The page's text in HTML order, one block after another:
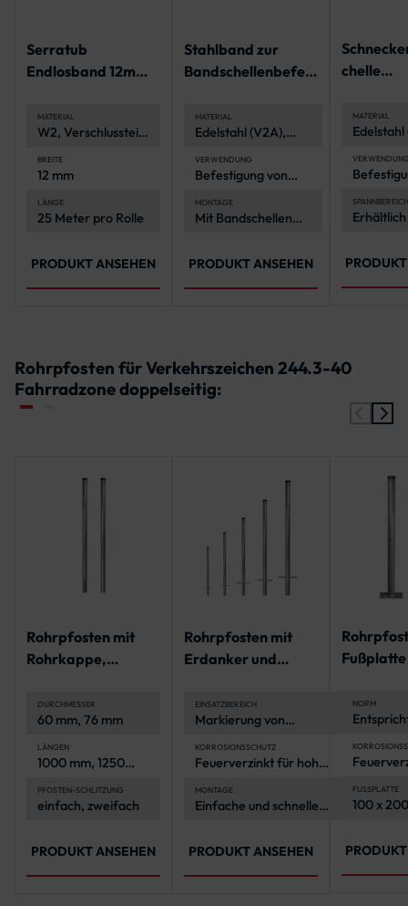
Serratub
Endlosband 12mm,
Rolle
MATERIAL
W2, Verschlussteile
BREITE
12 mm
LÄNGE
25 Meter pro Rolle
PRODUKT ANSEHEN
Stahlband zur
Bandschellenbefest
MATERIAL
Edelstahl (V2A),
und langlebig
VERWENDUNG
Befestigung von
Rohrpfosten
MONTAGE
Mit Bandschellen
PRODUKT ANSEHEN
chelle
160 mm
MATERIAL
Edelstahl
anderen
an
Erhältlich
von 40-
Rohrpfosten für Verkehrszeichen 244.3-40
Fahrradzone doppelseitig:
Rohrpfosten mit
Rohrkappe,
Bodenhülse
DURCHMESSER
60 mm, 76 mm
LÄNGEN
1000 mm, 1250
1750 mm, 2000
mm, 2250 mm,
3250 mm, 3500
4000 mm, 4250
PFOSTEN-SCHLITZUNG
einfach, zweifach
PRODUKT ANSEHEN
Rohrpfosten mit
Erdanker und
Norm
EINSATZBEREICH
Markierung von
Parkplätzen, Sicherung
von Baustellen und
Organisation bei
Veranstaltungen
KORROSIONSSCHUTZ
Feuerverzinkt für hohe
(Stahl-Rohrpfosten)
MONTAGE
Einfache und schnelle
PRODUKT ANSEHEN
Norm
NORM
FUSSPLATTE
100 x
Pfosten